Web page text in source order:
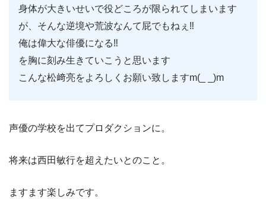
身体が大きいせいで役どころが限られてしまいます
が、そんな逆境や荒波なんて屁でもねぇ‼
俺は偉大な俳優になる‼
を胸に刻み生きていこうと思います
こんな松﨑亮をよろしくお願い致しますm(_ _)m
声優の学校を出てプロダクションに。
将来は西田敏行を超えたいとのこと。
ますます楽しみです。